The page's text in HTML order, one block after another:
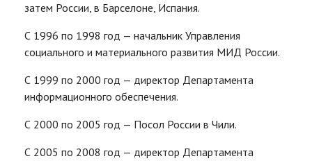
затем России, в Барселоне, Испания.
С 1996 по 1998 год — начальник Управления
социального и материального развития МИД России.
С 1999 по 2000 год — директор Департамента
информационного обеспечения.
С 2000 по 2005 год — Посол России в Чили.
С 2005 по 2008 год — директор Департамента